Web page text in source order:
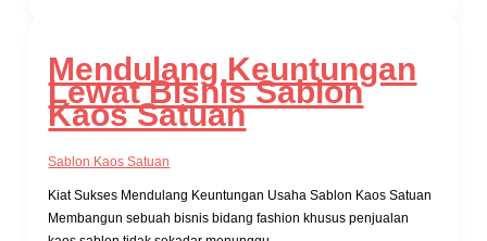
Mendulang Keuntungan
Lewat Bisnis Sablon
Kaos Satuan
Sablon Kaos Satuan
Kiat Sukses Mendulang Keuntungan Usaha Sablon Kaos Satuan
Membangun sebuah bisnis bidang fashion khusus penjualan